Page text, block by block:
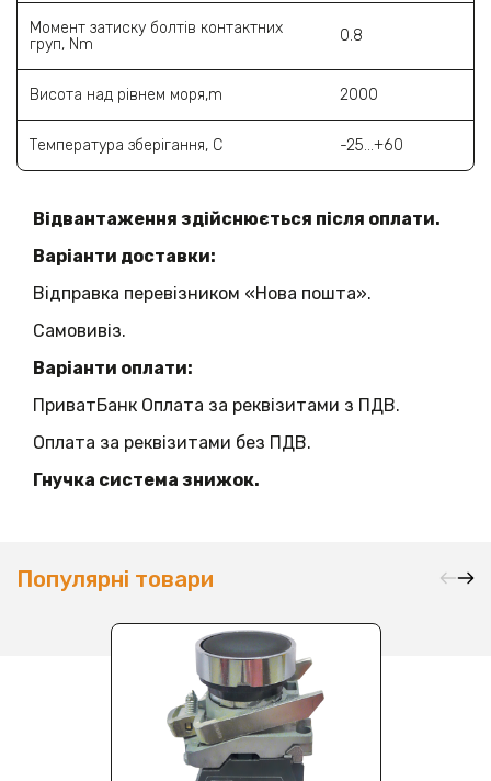
Момент затиску болтів контактних
груп, Nm
0.8
Висота над рівнем моря,m 2000
Температура зберігання, С -25...+60
Відвантаження здійснюється після оплати.
Варіанти доставки:
Відправка перевізником «Нова пошта».
Самовивіз.
Варіанти оплати:
ПриватБанк Оплата за реквізитами з ПДВ.
Оплата за реквізитами без ПДВ.
Гнучка система знижок.
Популярні товари